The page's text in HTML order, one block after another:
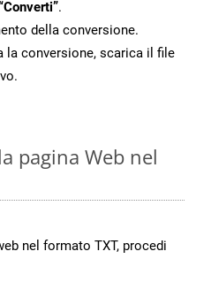
.
della conversione.
la conversione, scarica il file
pagina Web nel
nel formato TXT, procedi